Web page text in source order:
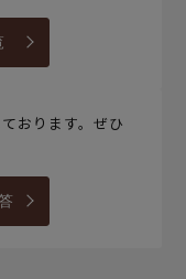
おります。ぜひ